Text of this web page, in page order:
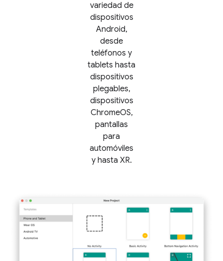
variedad de
dispositivos
Android,
desde
teléfonos y
tablets hasta
dispositivos
plegables,
dispositivos
ChromeOS,
pantallas
para
automóviles
y hasta XR.